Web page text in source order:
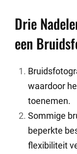
Drie
een
waardoor
toenemen.
Sommige
beperkte
flexibiliteit